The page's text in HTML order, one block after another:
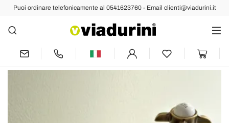
Puoi ordinare telefonicamente al 0541623760 - Email clienti@viadurini.it
Indietro Prec Succ
Batteria Bidet 3 Fori Erogazione Interna
Ottone e Maniglie a Farfalla - Miriano